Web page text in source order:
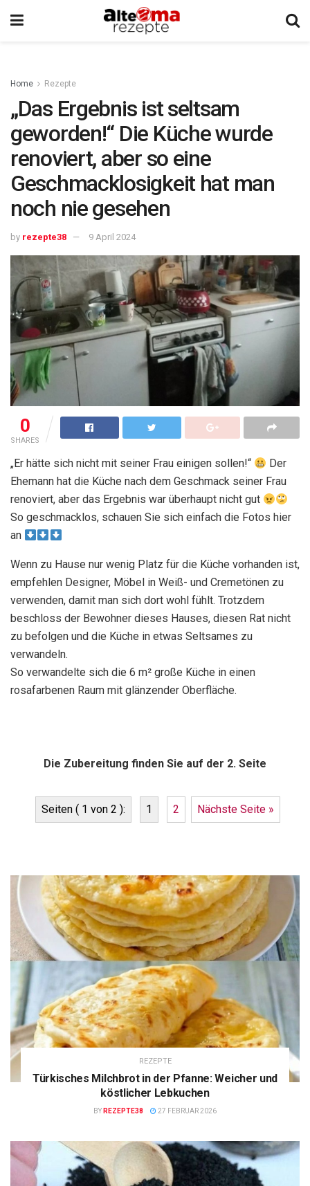
Home Rezepte
„Das Ergebnis ist seltsam
geworden!“ Die Küche wurde
renoviert, aber so eine
Geschmacklosigkeit hat man
noch nie gesehen
by rezepte38 9 April 2024
0
SHARES
„Er hätte sich nicht mit seiner Frau einigen sollen!“
Der
Ehemann hat die Küche nach dem Geschmack seiner Frau
renoviert, aber das Ergebnis war überhaupt nicht gut
So geschmacklos, schauen Sie sich einfach die Fotos hier
an
Wenn zu Hause nur wenig Platz für die Küche vorhanden ist,
empfehlen Designer, Möbel in Weiß- und Cremetönen zu
verwenden, damit man sich dort wohl fühlt. Trotzdem
beschloss der Bewohner dieses Hauses, diesen Rat nicht
zu befolgen und die Küche in etwas Seltsames zu
verwandeln.
So verwandelte sich die 6 m² große Küche in einen
rosafarbenen Raum mit glänzender Oberfläche.
Die Zubereitung finden Sie auf der 2. Seite
Seiten ( 1 von 2 ): 1 2 Nächste Seite »
REZEPTE
Türkisches Milchbrot in der Pfanne: Weicher und
köstlicher Lebkuchen
BY REZEPTE38 27 FEBRUAR 2026